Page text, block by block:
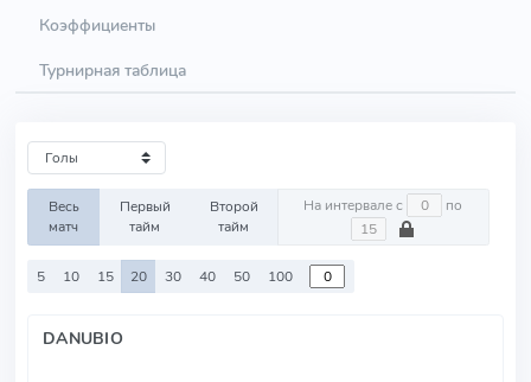
Коэффициенты
Турнирная таблица
Весь
матч
Первый
тайм
Второй
тайм
На интервале с по
5 10 15 20 30 40 50 100
DANUBIO